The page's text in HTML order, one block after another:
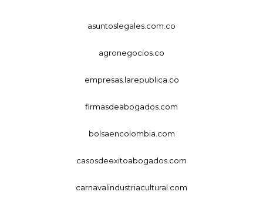
asuntoslegales.com.co
agronegocios.co
empresas.larepublica.co
firmasdeabogados.com
bolsaencolombia.com
casosdeexitoabogados.com
carnavalindustriacultural.com